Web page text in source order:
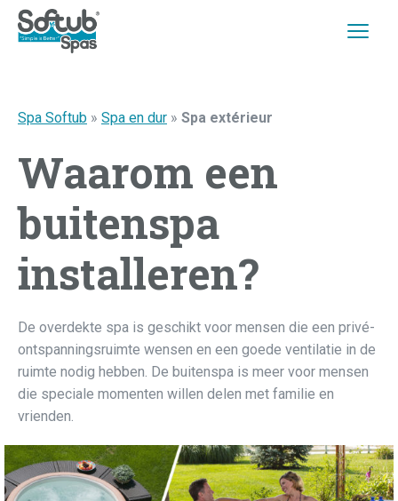
Spa Softub » Spa en dur » Spa extérieur
Waarom een
buitenspa
installeren?
De overdekte spa is geschikt voor mensen die een privé-
ontspanningsruimte wensen en een goede ventilatie in de
ruimte nodig hebben. De buitenspa is meer voor mensen
die speciale momenten willen delen met familie en
vrienden.